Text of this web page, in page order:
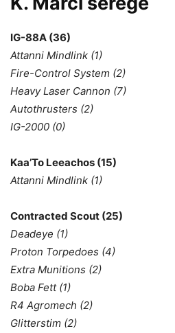
IG-88A (36)
Attanni Mindlink (1)
Fire-Control System (2)
Heavy Laser Cannon (7)
Autothrusters (2)
IG-2000 (0)
Kaa’To Leeachos (15)
Attanni Mindlink (1)
Contracted Scout (25)
Deadeye (1)
Proton Torpedoes (4)
Extra Munitions (2)
Boba Fett (1)
R4 Agromech (2)
Glitterstim (2)